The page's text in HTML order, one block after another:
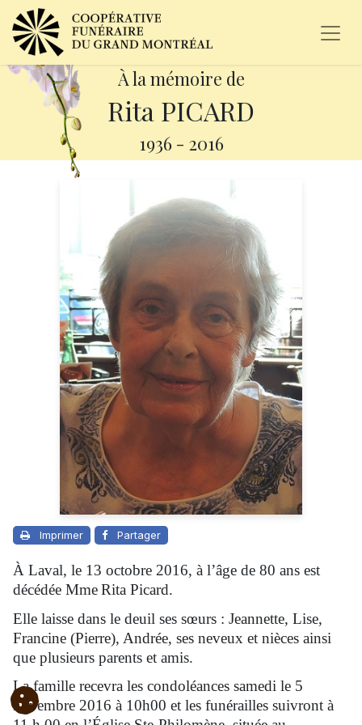
À la mémoire de
Rita PICARD
1936 - 2016
Imprimer Partager
À Laval, le 13 octobre 2016, à l’âge de 80 ans est
décédée MmeRita Picard.
Elle laisse dans le deuil ses sœurs : Jeannette, Lise,
Francine (Pierre), Andrée, ses neveux et nièces ainsi
que plusieurs parents et amis.
La famille recevra les condoléances samedi le 5
novembre 2016 à 10h00 et les funérailles suivront à